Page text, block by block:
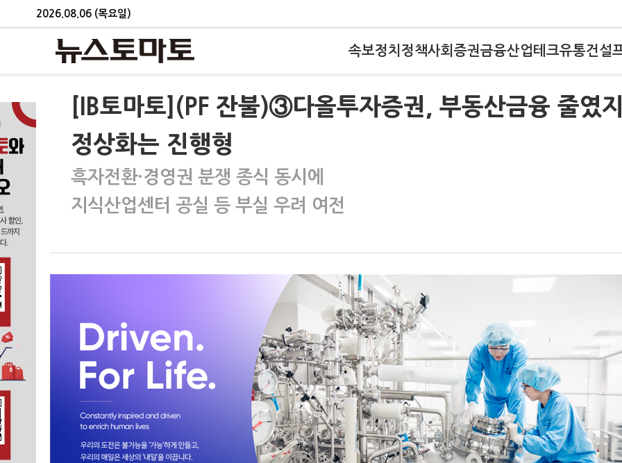
2026.08.06 (목요일)
속보정치 정책사회 증권금융산업테크유통건설
[IB토마토](PF 잔불)③다올투자증권, 부동산금융 줄였
정상화는 진행형
흑자전환·경영권 분쟁 종식 동시에
지식산업센터 공실 등 부실 우려 여전